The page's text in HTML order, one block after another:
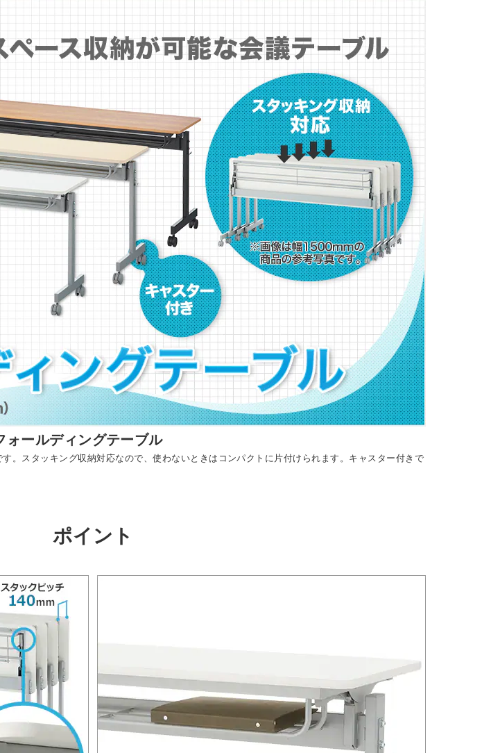
ールディングテーブル
。スタッキング収納対応なので、使わないときはコンパクトに片付けられます。キャスター付きで
ポイント